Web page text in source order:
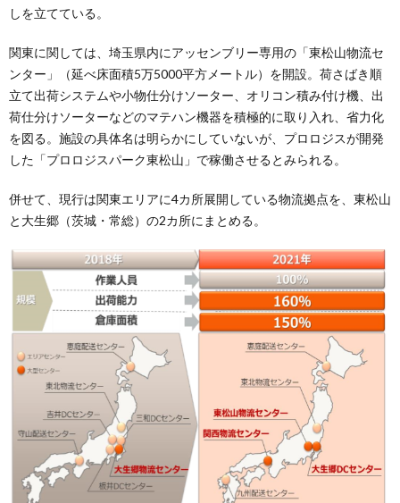
しを立てている。
関東に関しては、埼玉県内にアッセンブリー専用の「東松山物流セ
ンター」（延べ床面積5万5000平方メートル）を開設。荷さばき順
立て出荷システムや小物仕分けソーター、オリコン積み付け機、出
荷仕分けソーターなどのマテハン機器を積極的に取り入れ、省力化
を図る。施設の具体名は明らかにしていないが、プロロジスが開発
した「プロロジスパーク東松山」で稼働させるとみられる。
併せて、現行は関東エリアに4カ所展開している物流拠点を、東松山
と大生郷（茨城・常総）の2カ所にまとめる。